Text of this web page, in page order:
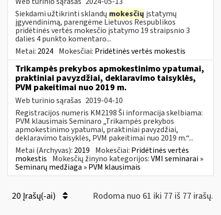
Siekdami užtikrinti sklandų mokesčių įstatymų
įgyvendinimą, parengėme Lietuvos Respublikos
pridėtinės vertės mokesčio įstatymo 19 straipsnio 3
dalies 4 punkto komentaro...
Metai: 2024 Mokesčiai: Pridėtinės vertės mokestis
Trikampės prekybos apmokestinimo ypatumai,
praktiniai pavyzdžiai, deklaravimo taisyklės,
PVM pakeitimai nuo 2019 m.
Web turinio sąrašas 2019-04-10
Registracijos numeris KM2198 Ši informacija skelbiama:
PVM klausimais Seminaro „Trikampės prekybos
apmokestinimo ypatumai, praktiniai pavyzdžiai,
deklaravimo taisyklės, PVM pakeitimai nuo 2019 m.“...
Metai (Archyvas): 2019 Mokesčiai: Pridėtinės vertės
mokestis Mokesčių žinyno kategorijos:VMI seminarai »
Seminarų medžiaga » PVM klausimais
20 Įrašų(-ai) Rodoma nuo 61 iki 77 iš 77 irašų.